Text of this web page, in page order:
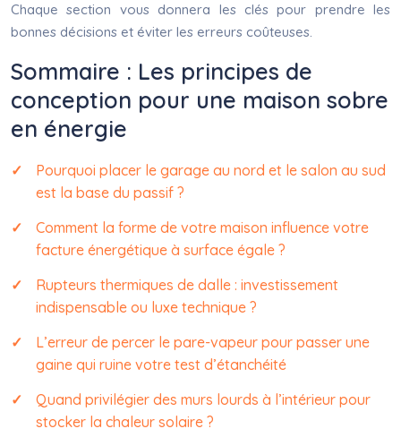
Chaque section vous donnera les clés pour prendre les
bonnes décisions et éviter les erreurs coûteuses.
Sommaire : Les principes de
conception pour une maison sobre
en énergie
Pourquoi placer le garage au nord et le salon au sud
est la base du passif ?
Comment la forme de votre maison influence votre
facture énergétique à surface égale ?
Rupteurs thermiques de dalle : investissement
indispensable ou luxe technique ?
L’erreur de percer le pare-vapeur pour passer une
gaine qui ruine votre test d’étanchéité
Quand privilégier des murs lourds à l’intérieur pour
stocker la chaleur solaire ?